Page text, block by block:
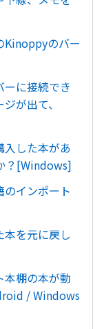
のバー
に接続でき
が出て、
した本があ
？[Windows]
インポート
を元に戻し
棚の本が動
/ Windows